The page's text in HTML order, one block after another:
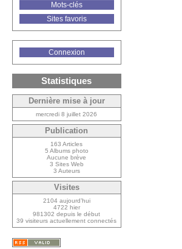
Mots-clés
Sites favoris
Connexion
Statistiques
Dernière mise à jour
mercredi 8 juillet 2026
Publication
163 Articles
5 Albums photo
Aucune brève
3 Sites Web
3 Auteurs
Visites
2104 aujourd’hui
4722 hier
981302 depuis le début
39 visiteurs actuellement connectés